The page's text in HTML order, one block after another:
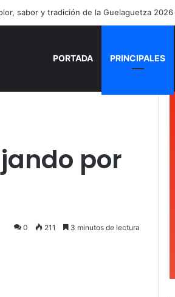
del puente vehicular
PORTADA PRINCIPALES
por
0 211 3 minutos de lectura